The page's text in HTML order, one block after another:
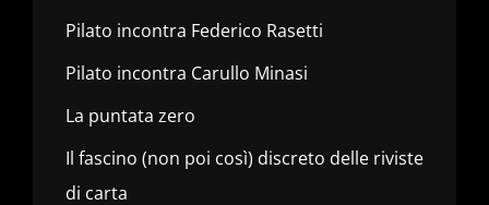
Pilato incontra Federico Rasetti
Pilato incontra Carullo Minasi
La puntata zero
Il fascino (non poi così) discreto delle riviste
di carta